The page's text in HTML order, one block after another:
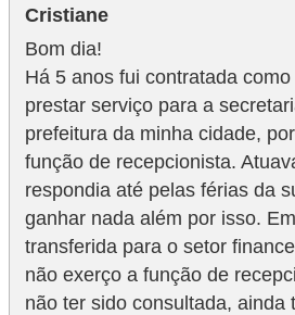
Cristiane
Bom dia!
Há 5 anos fui contratada
prestar serviço para a
prefeitura da minha cidade,
função de recepcionista.
respondia até pelas férias da
ganhar nada além por isso.
transferida para o setor
não exerço a função de
não ter sido consultada, ainda